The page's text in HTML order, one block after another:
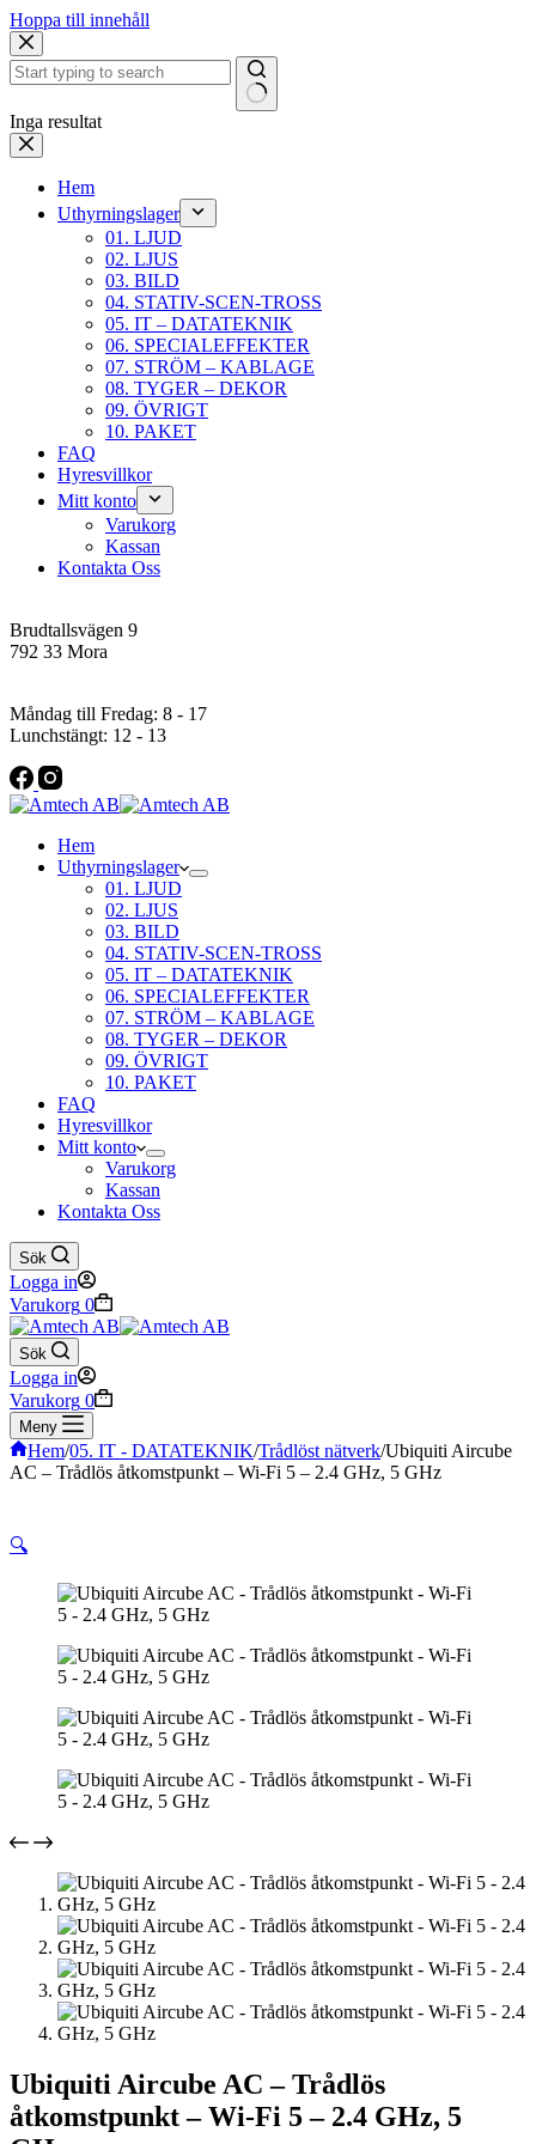
Hoppa till innehåll
Inga resultat
Hem
Uthyrningslager
01. LJUD
02. LJUS
03. BILD
04. STATIV-SCEN-TROSS
05. IT – DATATEKNIK
06. SPECIALEFFEKTER
07. STRÖM – KABLAGE
08. TYGER – DEKOR
09. ÖVRIGT
10. PAKET
FAQ
Hyresvillkor
Mitt konto
Varukorg
Kassan
Kontakta Oss
Brudtallsvägen 9
792 33 Mora
Måndag till Fredag: 8 - 17
Lunchstängt: 12 - 13
Hem
Uthyrningslager
01. LJUD
02. LJUS
03. BILD
04. STATIV-SCEN-TROSS
05. IT – DATATEKNIK
06. SPECIALEFFEKTER
07. STRÖM – KABLAGE
08. TYGER – DEKOR
09. ÖVRIGT
10. PAKET
FAQ
Hyresvillkor
Mitt konto
Varukorg
Kassan
Kontakta Oss
Sök
Logga in
Varukorg 0
Sök
Logga in
Varukorg 0
Meny
Hem/05. IT - DATATEKNIK/Trådlöst nätverk/Ubiquiti Aircube
AC – Trådlös åtkomstpunkt – Wi-Fi 5 – 2.4 GHz, 5 GHz
🔍
Ubiquiti Aircube AC – Trådlös
åtkomstpunkt – Wi-Fi 5 – 2.4 GHz, 5